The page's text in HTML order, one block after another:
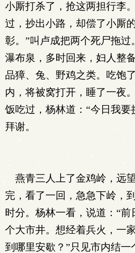
小厮打杀了，抢这两担行李
过，抄出小路，却偿了小厮
彰。”叫卢成把两个死尸拖过
瀑布泉，多时回来，妇人整
品獐、兔、野鸡之类。吃饱
内，将被窝打开，睡了一夜
饭吃过，杨林道：“今日我要
拜谢。
燕青三人上了金鸡岭，远
完，看了一回，急急下岭，
时分。杨林一看，说道：“前
个大市井。想经着兵火，一
到哪里安歇？”只见市内结